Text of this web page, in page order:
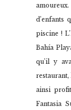
d’enfants
piscine !
Bahía
qu’il y
ainsi
Fantasia